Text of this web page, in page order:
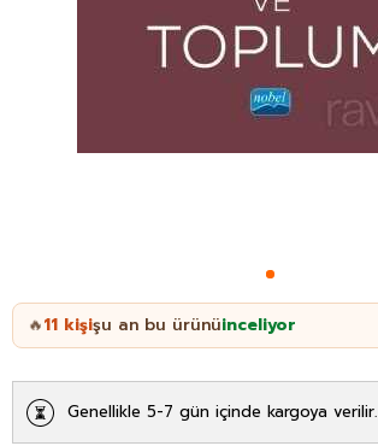
🔥11 kişişu an bu ürünüinceliyor
Genellikle 5-7 gün içinde kargoya verilir.